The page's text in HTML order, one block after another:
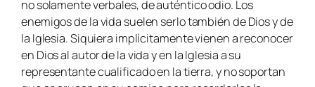
no solamente verbales, de auténtico odio. Los
enemigos de la vida suelen serlo también de Dios y de
la Iglesia. Siquiera implícitamente vienen a reconocer
en Dios al autor de la vida y en la Iglesia a su
representante cualificado en la tierra, y no soportan